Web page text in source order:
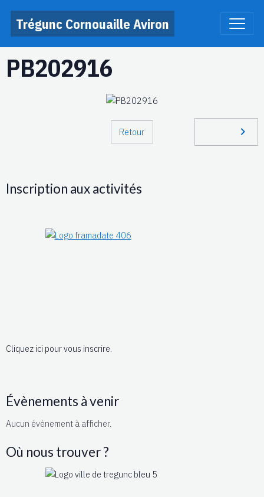
Trégunc Cornouaille Aviron
PB202916
Retour
Inscription aux activités
Cliquez ici pour vous inscrire.
Évènements à venir
Aucun évènement à afficher.
Où nous trouver ?